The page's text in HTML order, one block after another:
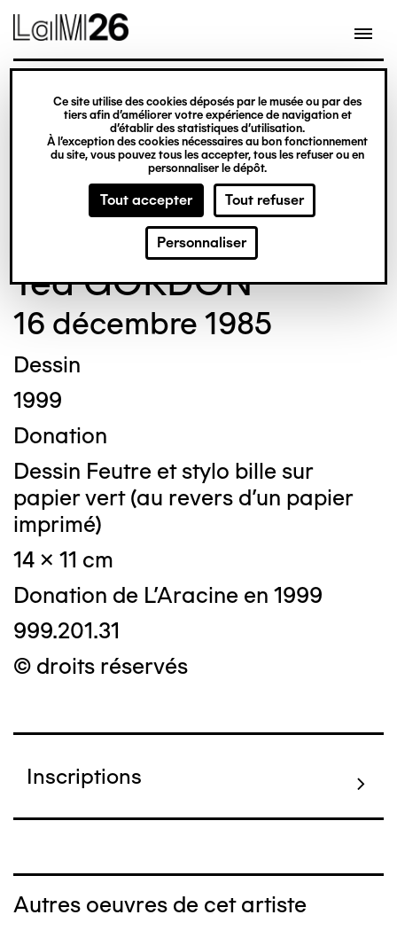
Gestion des cookies
Ce site utilise des cookies déposés par le musée ou par des
tiers afin d’améliorer votre expérience de navigation et
d’établir des statistiques d’utilisation.
À l’exception des cookies nécessaires au bon fonctionnement
du site, vous pouvez tous les accepter, tous les refuser ou en
personnaliser le dépôt.
Tout accepter Tout refuser
Personnaliser
contenu
© Crédit photo : Nicolas Dewitte/LaM Lille
métropole musée d’art moderne d’art
contemporain et d’art brut
Ted GORDON
16 décembre 1985
Dessin
1999
Donation
Dessin Feutre et stylo bille sur
papier vert (au revers d'un papier
imprimé)
14 x 11 cm
Donation de L'Aracine en 1999
999.201.31
© droits réservés
Inscriptions
Autres oeuvres de cet artiste